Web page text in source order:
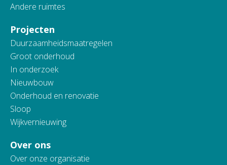
Andere ruimtes
Projecten
Duurzaamheidsmaatregelen
Groot onderhoud
In onderzoek
Nieuwbouw
Onderhoud en renovatie
Sloop
Wijkvernieuwing
Over ons
Over onze organisatie